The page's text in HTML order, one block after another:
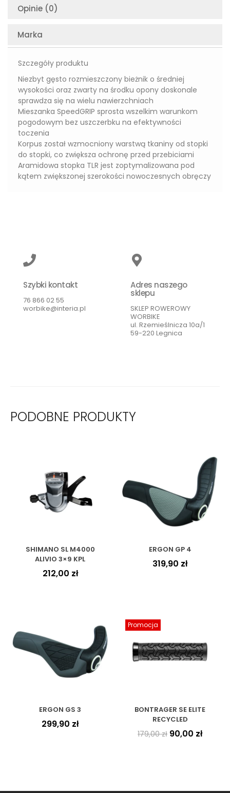
Opinie (0)
Marka
Szczegóły produktu
Niezbyt gęsto rozmieszczony bieżnik o średniej
wysokości oraz zwarty na środku opony doskonale
sprawdza się na wielu nawierzchniach
Mieszanka SpeedGRIP sprosta wszelkim warunkom
pogodowym bez uszczerbku na efektywności
toczenia
Korpus został wzmocniony warstwą tkaniny od stopki
do stopki, co zwiększa ochronę przed przebiciami
Aramidowa stopka TLR jest zoptymalizowana pod
kątem zwiększonej szerokości nowoczesnych obręczy
Szybki kontakt
76 866 02 55
worbike@interia.pl
Adres naszego
sklepu
SKLEP ROWEROWY
WORBIKE
ul. Rzemieślnicza 10a/1
59-220 Legnica
PODOBNE PRODUKTY
SHIMANO SL M4000
ALIVIO 3×9 KPL
212,00 zł
ERGON GP 4
319,90 zł
ERGON GS 3
299,90 zł
Promocja
BONTRAGER SE ELITE
RECYCLED
179,00zł 90,00 zł